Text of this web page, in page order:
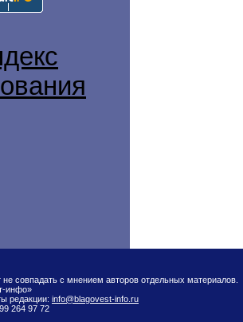
совпадать с мнением авторов отдельных материалов.
инфо»
редакции: info@blagovest-info.ru
264 97 72